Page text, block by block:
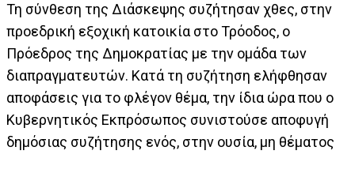
Τη σύνθεση της Διάσκεψης συζήτησαν χθες, στην
προεδρική εξοχική κατοικία στο Τρόοδος, ο
Πρόεδρος της Δημοκρατίας με την ομάδα των
διαπραγματευτών. Κατά τη συζήτηση ελήφθησαν
αποφάσεις για το φλέγον θέμα, την ίδια ώρα που ο
Κυβερνητικός Εκπρόσωπος συνιστούσε αποφυγή
δημόσιας συζήτησης ενός, στην ουσία, μη θέματος